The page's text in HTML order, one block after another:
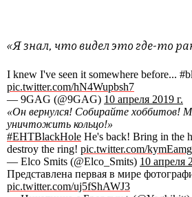
«Я знал, что видел это где-то
I knew I've seen it somewhere before...
pic.twitter.com/hN4Wupbsh7
— 9GAG (@9GAG) 10 апреля 2019 г.
«Он вернулся! Собирайте хоббитов!
уничтожить кольцо!»
#EHTBlackHole He's back! Bring in the
destroy the ring! pic.twitter.com/
— Elco Smits (@Elco_Smits) 10 апреля
Представлена первая в мире
pic.twitter.com/uj5fShAWJ3